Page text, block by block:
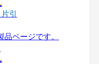
引